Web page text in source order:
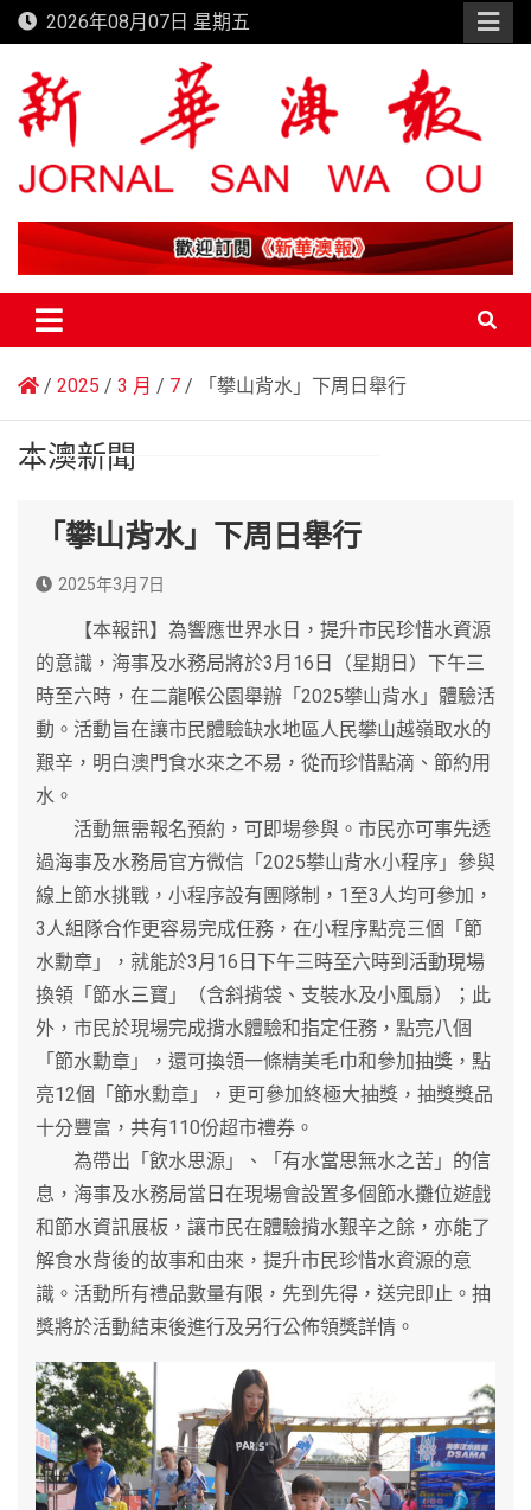
Skip
to
content
2026年08月07日 星期五
新華澳報
2025 3 月 7 「攀山背水」下周日舉行
本澳新聞
「攀山背水」下周日舉行
2025年3月7日
【本報訊】為響應世界水日，提升市民珍惜水資源
的意識，海事及水務局將於3月16日（星期日）下午三
時至六時，在二龍喉公園舉辦「2025攀山背水」體驗活
動。活動旨在讓市民體驗缺水地區人民攀山越嶺取水的
艱辛，明白澳門食水來之不易，從而珍惜點滴、節約用
水。
活動無需報名預約，可即場參與。市民亦可事先透
過海事及水務局官方微信「2025攀山背水小程序」參與
線上節水挑戰，小程序設有團隊制，1至3人均可參加，
3人組隊合作更容易完成任務，在小程序點亮三個「節
水勳章」，就能於3月16日下午三時至六時到活動現場
換領「節水三寶」（含斜揹袋、支裝水及小風扇）；此
外，市民於現場完成揹水體驗和指定任務，點亮八個
「節水勳章」，還可換領一條精美毛巾和參加抽獎，點
亮12個「節水勳章」，更可參加終極大抽獎，抽獎獎品
十分豐富，共有110份超市禮券。
為帶出「飲水思源」、「有水當思無水之苦」的信
息，海事及水務局當日在現場會設置多個節水攤位遊戲
和節水資訊展板，讓市民在體驗揹水艱辛之餘，亦能了
解食水背後的故事和由來，提升市民珍惜水資源的意
識。活動所有禮品數量有限，先到先得，送完即止。抽
獎將於活動結束後進行及另行公佈領獎詳情。